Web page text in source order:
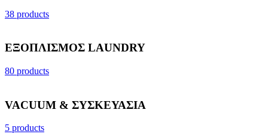
38 products
ΕΞΟΠΛΙΣΜΟΣ LAUNDRY
80 products
VACUUM & ΣΥΣΚΕΥΑΣΙΑ
5 products